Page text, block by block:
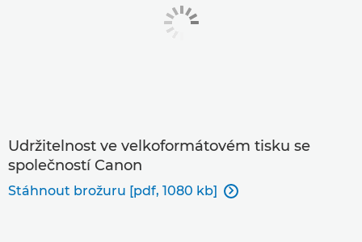
Udržitelnost ve velkoformátovém tisku se
společností Canon
Stáhnout brožuru [pdf, 1080 kb] 